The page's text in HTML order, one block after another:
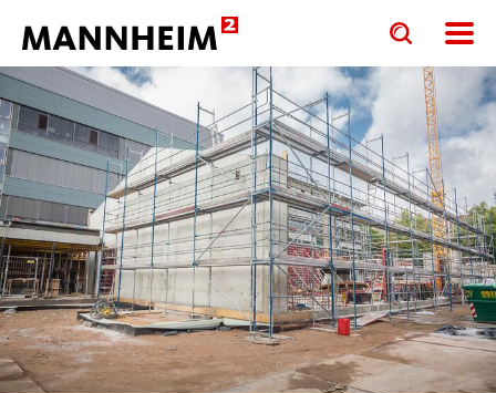
Toggle
search
input
form
Toggle
search
input